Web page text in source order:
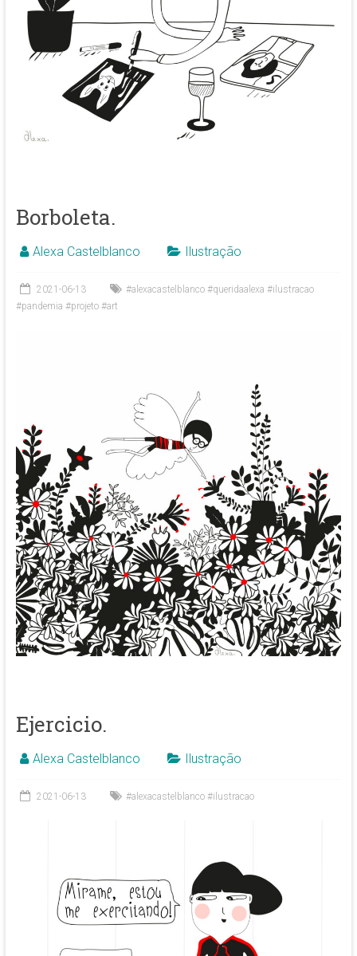
Borboleta.
Alexa Castelblanco Ilustração
2021-06-13
#alexacastelblanco #queridaalexa #ilustracao
#pandemia #projeto #art
Ejercicio.
Alexa Castelblanco Ilustração
2021-06-13 #alexacastelblanco #ilustracao